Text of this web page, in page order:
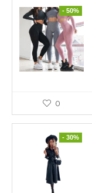
- 50%
0
- 30%